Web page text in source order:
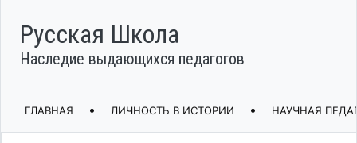
Русская Школа
Наследие выдающихся педагогов
ГЛАВНАЯ • ЛИЧНОСТЬ В ИСТОРИИ • НАУЧНАЯ